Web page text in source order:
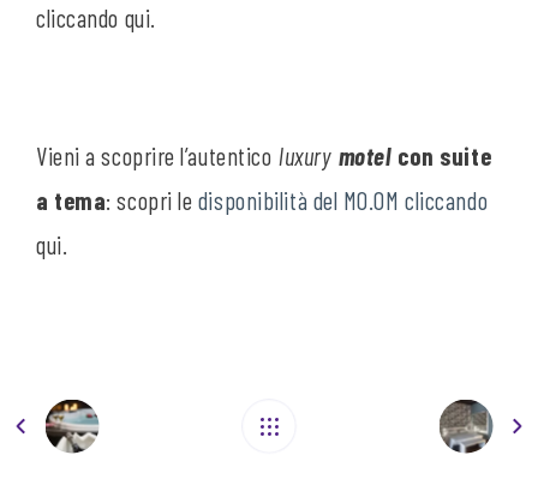
cliccando qui
Vieni a scoprire l’autentico luxury motel con suite
a tema: scopri le disponibilità del MO.OM cliccando
qui